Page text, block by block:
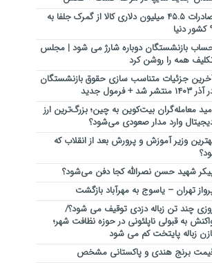
صادرات ۴۵.۵ میلیون دلاری کالا از گمرک جلفا به
بازنشستگان دوباره شارژ می شود | مجلس
همه را روشن کرد
جزئیات متناسب‌ سازی حقوق بازنشستگان
۱۴۰۳ منتشر شد + فرمول جدید
معامله‌گران بیت‌کوین به چین؛ بزرگ‌ترین ارز
وارد مدار صعودی می‌شود؟
وزیر آموزش و پرورش بعد از انقلاب که
شهید حسن نصرالله کجا دفن می‌شود؟
تهران – یاسوج به مهرآباد بازگشت
چند تن زباله دزدی توقیف می شود؟/
به قبولی ناپلئونی در حوزه نظافت شهر؛
زباله پایتخت کم می شود
برنج هندی و پاکستانی مشخص